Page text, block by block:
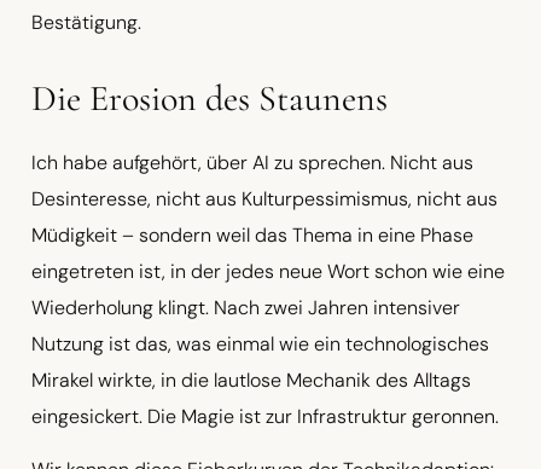
Bestätigung.
Die Erosion des Staunens
Ich habe aufgehört, über AI zu sprechen. Nicht aus
Desinteresse, nicht aus Kulturpessimismus, nicht aus
Müdigkeit – sondern weil das Thema in eine Phase
eingetreten ist, in der jedes neue Wort schon wie eine
Wiederholung klingt. Nach zwei Jahren intensiver
Nutzung ist das, was einmal wie ein technologisches
Mirakel wirkte, in die lautlose Mechanik des Alltags
eingesickert. Die Magie ist zur Infrastruktur geronnen.